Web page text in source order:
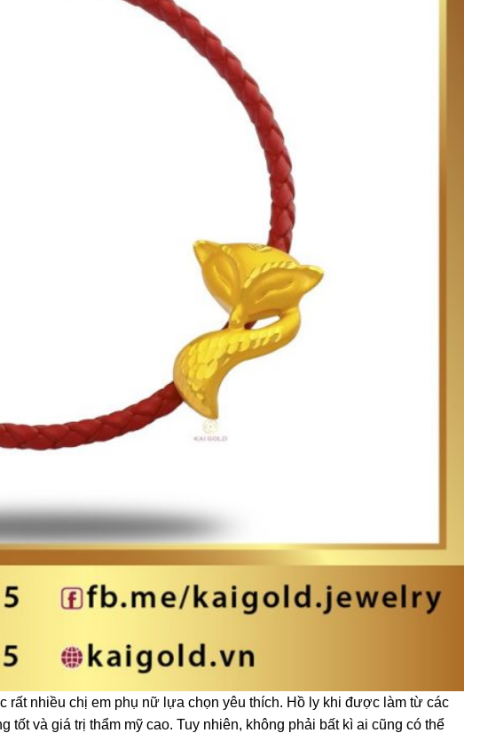
rất nhiều chị em phụ nữ lựa chọn yêu thích. Hồ ly khi được làm từ các
và giá trị thẩm mỹ cao. Tuy nhiên, không phải bất kì ai cũng có thể